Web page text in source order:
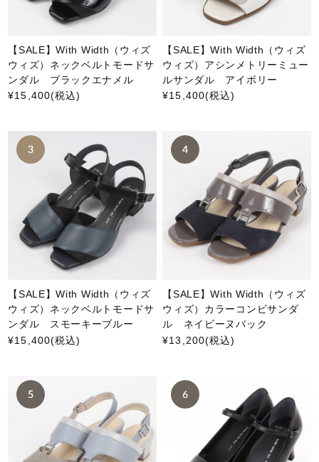
【SALE】With Width（ウィズ
ウィズ）ネックベルトモードサ
ンダル ブラックエナメル
¥15,400(税込)
【SALE】With Width（ウィズ
ウィズ）アシンメトリーミュー
ルサンダル アイボリー
¥15,400(税込)
【SALE】With Width（ウィズ
ウィズ）ネックベルトモードサ
ンダル スモーキーブルー
¥15,400(税込)
【SALE】With Width（ウィズ
ウィズ）カラーコンビサンダ
ル ネイビーヌバック
¥13,200(税込)